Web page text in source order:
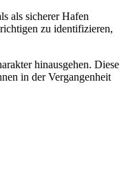
als sicherer Hafen
zu identifizieren,
hinausgehen. Diese
in der Vergangenheit